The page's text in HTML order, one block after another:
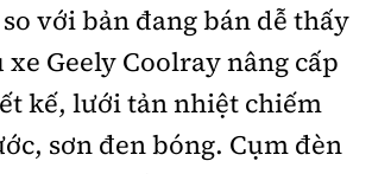
với bản đang bán dễ thấy
Geely Coolray nâng cấp
kế, lưới tản nhiệt chiếm
sơn đen bóng. Cụm đèn